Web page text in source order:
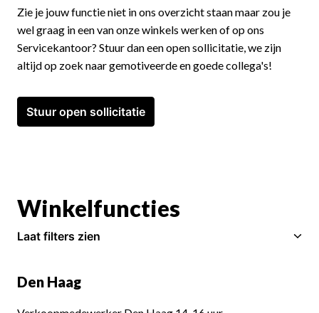
Zie je jouw functie niet in ons overzicht staan maar zou je
wel graag in een van onze winkels werken of op ons
Servicekantoor? Stuur dan een open sollicitatie, we zijn
altijd op zoek naar gemotiveerde en goede collega's!
Stuur open sollicitatie
Winkelfuncties
Laat filters zien
Den Haag